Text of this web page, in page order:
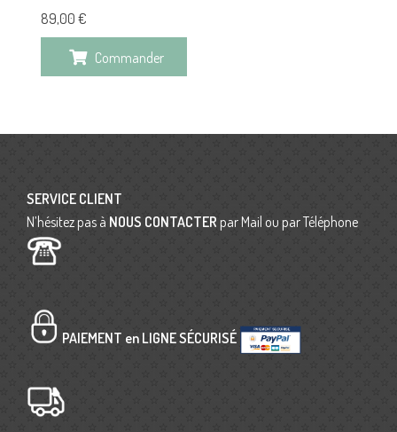
89,00 €
Commander
SERVICE CLIENT
N’hésitez pas à NOUS CONTACTER par Mail ou par Téléphone
PAIEMENT en LIGNE SÉCURISÉ